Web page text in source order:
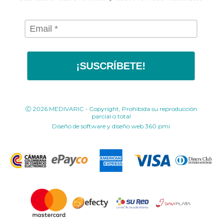
¡SUSCRÍBETE!
Ⓒ 2026 MEDIVARIC - Copyright, Prohibida su reproducción
parcial o total
Diseño de software y diseño web 360 pmi